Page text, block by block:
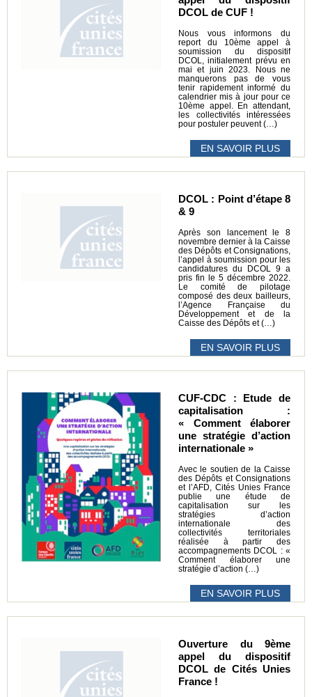
DCOL de CUF !
Nous vous informons du
report du 10ème appel à
soumission du dispositif
DCOL, initialement prévu en
mai et juin 2023. Nous ne
manquerons pas de vous
tenir rapidement informé du
calendrier mis à jour pour ce
10ème appel. En attendant,
les collectivités intéressées
pour postuler peuvent (…)
EN SAVOIR PLUS
DCOL : Point d’étape 8
& 9
Après son lancement le 8
novembre dernier à la Caisse
des Dépôts et Consignations,
l’appel à soumission pour les
candidatures du DCOL 9 a
pris fin le 5 décembre 2022.
Le comité de pilotage
composé des deux bailleurs,
l’Agence Française du
Développement et de la
Caisse des Dépôts et (…)
EN SAVOIR PLUS
CUF-CDC : Etude de
capitalisation :
« Comment élaborer
une stratégie d’action
internationale »
Avec le soutien de la Caisse
des Dépôts et Consignations
et l’AFD, Cités Unies France
publie une étude de
capitalisation sur les
stratégies d’action
internationale des
collectivités territoriales
réalisée à partir des
accompagnements DCOL : «
Comment élaborer une
stratégie d’action (…)
EN SAVOIR PLUS
Ouverture du 9ème
appel du dispositif
DCOL de Cités Unies
France !